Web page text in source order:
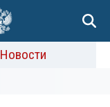
Новости